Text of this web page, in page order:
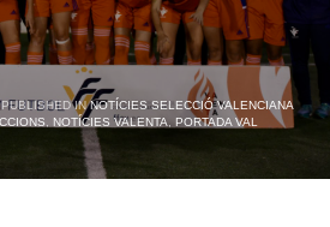
PUBLISHED INNOTÍCIES SELECCIÓ VALENCIANA
NOTÍCIES VALENTA PORTADA VAL